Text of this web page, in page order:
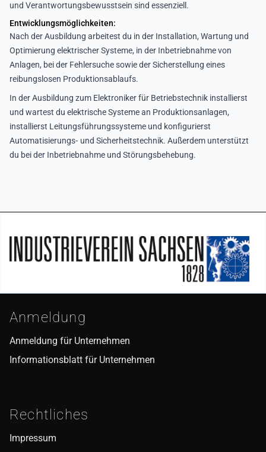
und Verantwortungsbewusstsein sind essenziell.
Entwicklungsmöglichkeiten:
Nach der Ausbildung arbeitest du in der Installation, Wartung und
Optimierung elektrischer Systeme, in der Inbetriebnahme von
Anlagen, bei der Fehlersuche sowie der Sicherstellung eines
reibungslosen Produktionsablaufs.
In der Ausbildung zum Elektroniker für Betriebstechnik installierst
und wartest du elektrische Systeme an Produktionsanlagen,
installierst Leitungsführungssysteme und konfigurierst
Automatisierungs‑ und Sicherheitstechnik. Außerdem unterstützt
du bei der Inbetriebnahme und Störungsbehebung.
Anmeldung
Anmeldung für Unternehmen
Informationsblatt für Unternehmen
Rechtliches
Impressum